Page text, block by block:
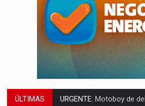
ÚLTIMAS ELEIÇÕES 2026:Ulisses